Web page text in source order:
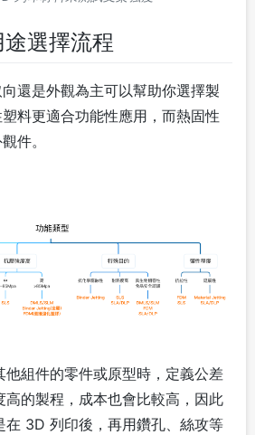
選擇流程
還是外觀為主可以幫助你選擇製
料更適合功能性應用，而熱固性
件。
他組件的零件或原型時，定義公差
高的製程，成本也會比較高，因此
在 3D 列印後，再用鑽孔、絲攻等